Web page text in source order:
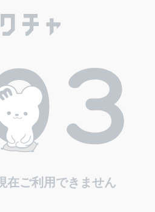
在ご利用できません